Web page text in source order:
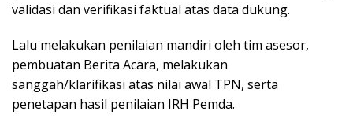
validasi dan verifikasi faktual atas data dukung.
Lalu melakukan penilaian mandiri oleh tim asesor,
pembuatan Berita Acara, melakukan
sanggah/klarifikasi atas nilai awal TPN, serta
penetapan hasil penilaian IRH Pemda.